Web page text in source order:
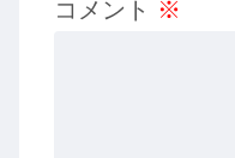
コメント ※